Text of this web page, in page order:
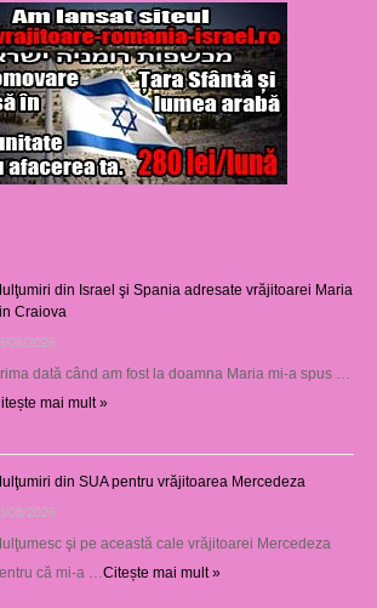
din Israel şi Spania adresate vrăjitoarei Maria
Craiova
08/2026
dată când am fost la doamna Maria mi-a spus …
mai mult »
din SUA pentru vrăjitoarea Mercedeza
08/2026
şi pe această cale vrăjitoarei Mercedeza
că mi-a … Citește mai mult »